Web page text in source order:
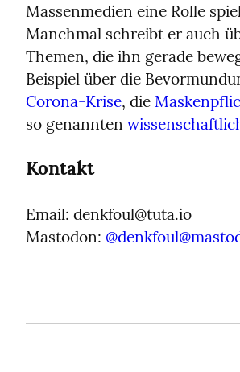
Massenmedien eine Rolle
Manchmal schreibt er auch
Themen, die ihn gerade
Corona-Krise, die
so genannten
Kontakt
Email: denkfoul@tuta.io
Mastodon: @